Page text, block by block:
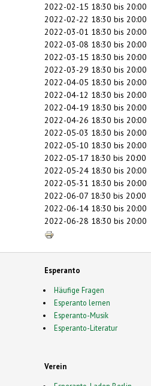
2022-02-15 18:30 bis 20:00
2022-02-22 18:30 bis 20:00
2022-03-01 18:30 bis 20:00
2022-03-08 18:30 bis 20:00
2022-03-15 18:30 bis 20:00
2022-03-29 18:30 bis 20:00
2022-04-05 18:30 bis 20:00
2022-04-12 18:30 bis 20:00
2022-04-19 18:30 bis 20:00
2022-04-26 18:30 bis 20:00
2022-05-03 18:30 bis 20:00
2022-05-10 18:30 bis 20:00
2022-05-17 18:30 bis 20:00
2022-05-24 18:30 bis 20:00
2022-05-31 18:30 bis 20:00
2022-06-07 18:30 bis 20:00
2022-06-14 18:30 bis 20:00
2022-06-28 18:30 bis 20:00
Esperanto
Häufige Fragen
Esperanto lernen
Esperanto-Musik
Esperanto-Literatur
Verein